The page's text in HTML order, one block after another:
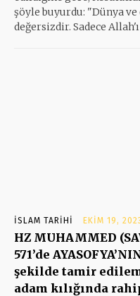
şöyle buyurdu: "Dünya
değersizdir. Sadece
İSLAM TARIHI EKIM 19,
HZ MUHAMMED
571’de
şekilde tamir
adam kılığında